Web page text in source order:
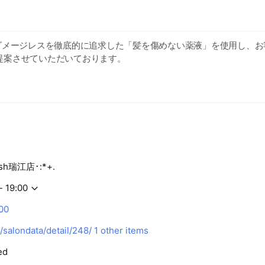
ージレスを徹底的に追求した「髪を傷めない薬液」を使用し、お
させていただいております。
瑞江店･:*+.
19:00
salondata/detail/248/ 1 other items